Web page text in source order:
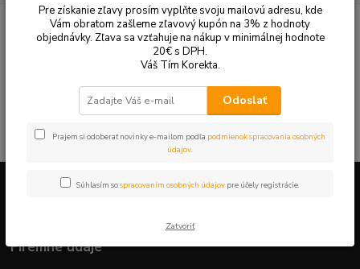
Tonery a náplne do tlačiarní XEROX Phaser 3635 mfp
Phaser 3635 mfp
V tejto kategórii nebol nájdený žiadny tovar.
Firemné údaje
Pre získanie zľavy prosím vyplňte svoju mailovú adresu, kde
Vám obratom zašleme zľavový kupón na 3% z hodnoty
objednávky. Zľava sa vzťahuje na nákup v minimálnej hodnote
20€ s DPH.
Váš Tím Korekta.
Odoslať
Prajem si odoberať novinky e-mailom podľa podmienok spracovania osobných
údajov.
Súhlasím sospracovaním osobných údajov pre účely registrácie.
Zatvoriť